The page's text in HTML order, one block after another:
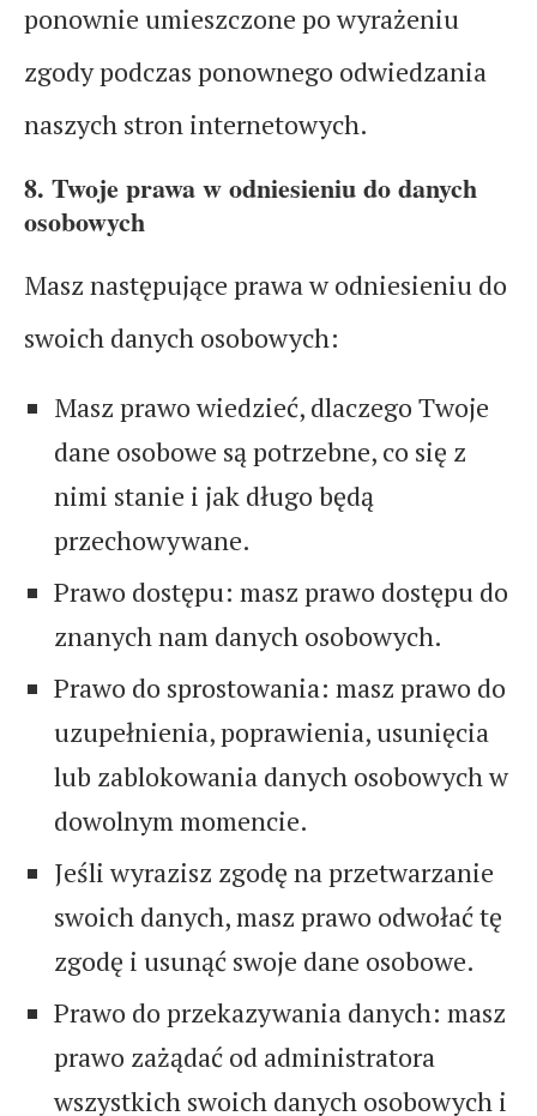
ponownie umieszczone po wyrażeniu
zgody podczas ponownego odwiedzania
naszych stron internetowych.
8. Twoje prawa w odniesieniu do danych
osobowych
Masz następujące prawa w odniesieniu do
swoich danych osobowych:
Masz prawo wiedzieć, dlaczego Twoje
dane osobowe są potrzebne, co się z
nimi stanie i jak długo będą
przechowywane.
Prawo dostępu: masz prawo dostępu do
znanych nam danych osobowych.
Prawo do sprostowania: masz prawo do
uzupełnienia, poprawienia, usunięcia
lub zablokowania danych osobowych w
dowolnym momencie.
Jeśli wyrazisz zgodę na przetwarzanie
swoich danych, masz prawo odwołać tę
zgodę i usunąć swoje dane osobowe.
Prawo do przekazywania danych: masz
prawo zażądać od administratora
wszystkich swoich danych osobowych i